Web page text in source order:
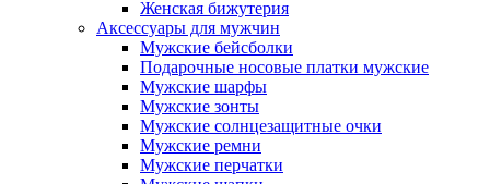
Женская бижутерия
Аксессуары для мужчин
Мужские бейсболки
Подарочные носовые платки мужские
Мужские шарфы
Мужские зонты
Мужские солнцезащитные очки
Мужские ремни
Мужские перчатки